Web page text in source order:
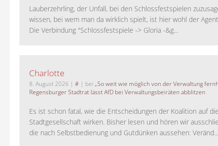
Lauberzehrling, der Unfall, bei den Schlossfestspielen
wissen, bei wem man da wirklich spielt, ist hier wohl der
Die Verbindung "Schlossfestspiele -> Gloria -&g...
Charlotte
8. August 2026 | # | bei „So weit wie möglich von der Verwaltung
Regensburger Stadtrat lässt AfD bei Verwaltungsbeiräten abblitzen
Es ist schon fatal, wie die Entscheidungen der Koalition auf
Stadtgesellschaft wirken. Bisher lesen und hören wir
die nach Selbstbedienung und Gutdünken aussehen: Veränd...